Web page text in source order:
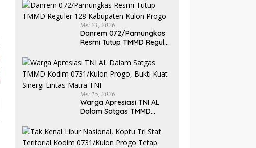
Mei 21, 2026
Danrem 072/Pamungkas
Resmi Tutup TMMD Reguler
Progo
Mei 15, 2026
Warga Apresiasi TNI AL
Dalam Satgas TMMD
Bukti Kuat Sinergi Lintas
Matra TNI